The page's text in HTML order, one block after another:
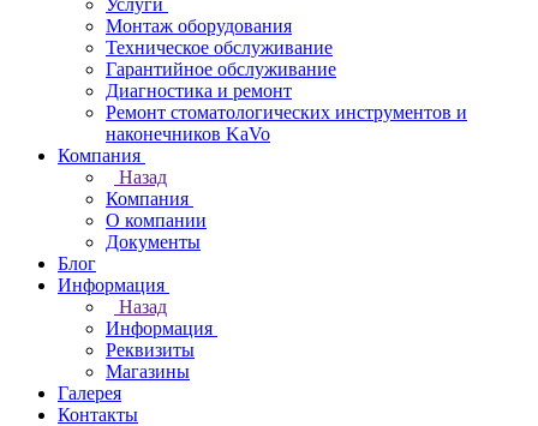
Услуги
Монтаж оборудования
Техническое обслуживание
Гарантийное обслуживание
Диагностика и ремонт
Ремонт стоматологических инструментов и
наконечников KaVo
Компания
Назад
Компания
О компании
Документы
Блог
Информация
Назад
Информация
Реквизиты
Магазины
Галерея
Контакты